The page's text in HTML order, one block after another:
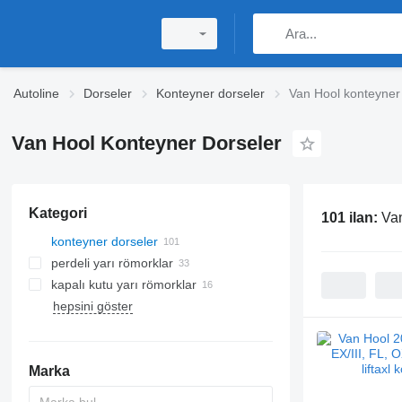
Autoline Dorseler Konteyner dorseler Van Hool
Van Hool Konteyner Dorseler
Kategori
konteyner dorseler
perdeli yarı römorklar
kapalı kutu yarı römorklar
hepsini göster
Marka
101 ilan: